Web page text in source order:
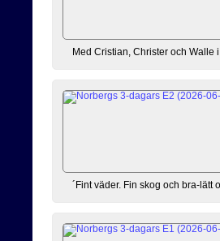
Med Cristian, Christer och Walle
´Fint väder. Fin skog och bra-lätt